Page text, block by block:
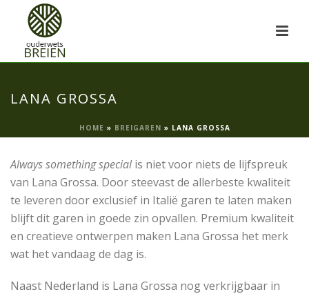
LANA GROSSA
HOME » BREIGAREN » LANA GROSSA
Always something specialis niet voor niets de lijfspreuk
van Lana Grossa. Door steevast de allerbeste kwaliteit
te leveren door exclusief in Italië garen te laten maken
blijft dit garen in goede zin opvallen. Premium kwaliteit
en creatieve ontwerpen maken Lana Grossa het merk
wat het vandaag de dag is.
Naast Nederland is Lana Grossa nog verkrijgbaar in